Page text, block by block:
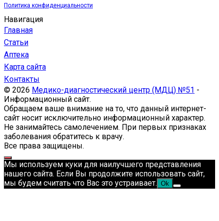
Политика конфиденциальности
Навигация
Главная
Статьи
Аптека
Карта сайта
Контакты
© 2026 Медико-диагностический центр (МДЦ) №51 -
Информационный сайт.
Обращаем ваше внимание на то, что данный интернет-
сайт носит исключительно информационный характер.
Не занимайтесь самолечением. При первых признаках
заболевания обратитесь к врачу.
Все права защищены.
Мы используем куки для наилучшего представления
нашего сайта. Если Вы продолжите использовать сайт,
мы будем считать что Вас это устраивает. Ok